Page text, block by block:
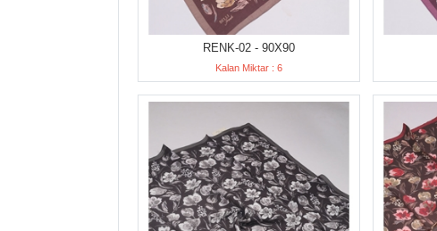
RENK-02 - 90X90
Kalan Miktar : 6